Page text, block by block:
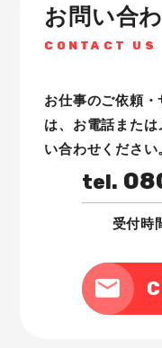
お問い合
CONTACT US
お仕事のご依頼
は、 お電話また
い合わせください
tel.
受付時